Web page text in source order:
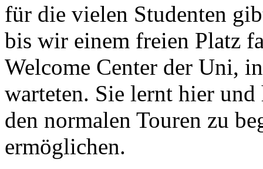
für die vielen Studenten
bis wir einem freien Platz
Welcome Center der Uni,
warteten. Sie lernt hier
den normalen Touren zu
ermöglichen.